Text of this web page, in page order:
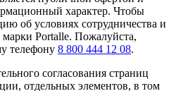
характер. Чтобы
об условиях сотрудничества и
марки Portalle. Пожалуйста,
телефону 8 800 444 12 08.
согласования страниц
отдельных элементов, в том